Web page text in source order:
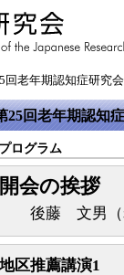
回老年期認知症研究
25回老年期認知
プログラム
開会の挨拶
後藤 文男（
地区推薦講演1